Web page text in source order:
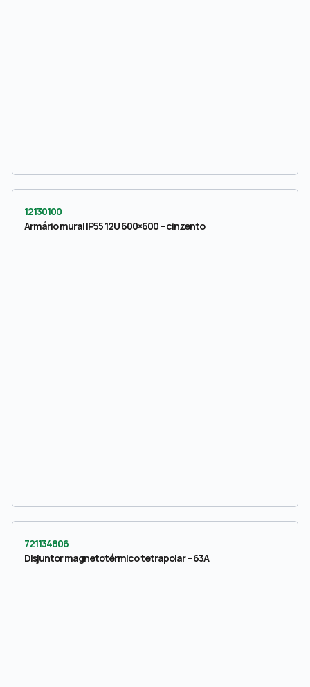
12130100
Armário mural IP55 12U 600×600 – cinzento
721134806
Disjuntor magnetotérmico tetrapolar – 63A